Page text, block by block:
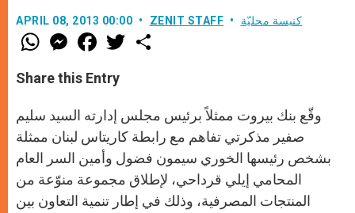
APRIL 08, 2013 00:00 ZENIT STAFF كنيسة محليّة
W
h
t
s
p
p
M
e
s
e
g
e
r
F
a
e
b
o
k
w
Share this Entry
وقّع بنك بيروت ممثلاً برئيس مجلس إدارته السيد سليم
صفير مذكرتي تفاهم مع رابطة كاريتاس لبنان ممثلة
بشخص رئيسها الخوري سيمون فضول وأمين السر العام
المحامي إيلي قرداحي، لإطلاق مجموعة منوّعة من
المنتجات المصرفية، وذلك في إطار تنمية التعاون بين